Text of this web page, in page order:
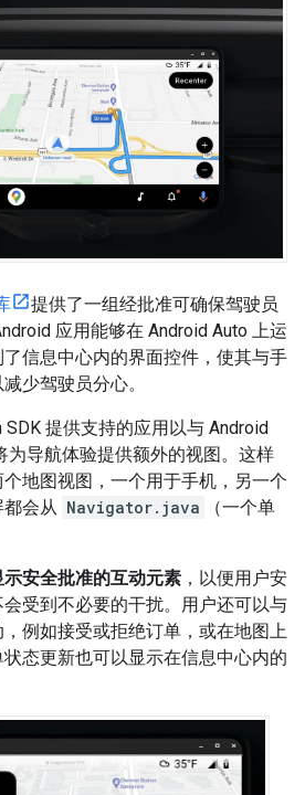
提供了一组经批准可确保驾驶员
应用能够在 Android Auto 上运
信息中心内的界面控件，使其与手
少驾驶员分心。
提供支持的应用以与 Android
为导航体验提供额外的视图。这样
地图视图，一个用于手机，另一个
会从 Navigator.java
（一个单
安全批准的互动元素 ，以便用户安
受到不必要的干扰。用户还可以与
例如接受或拒绝订单，或在地图上
态更新也可以显示在信息中心内的